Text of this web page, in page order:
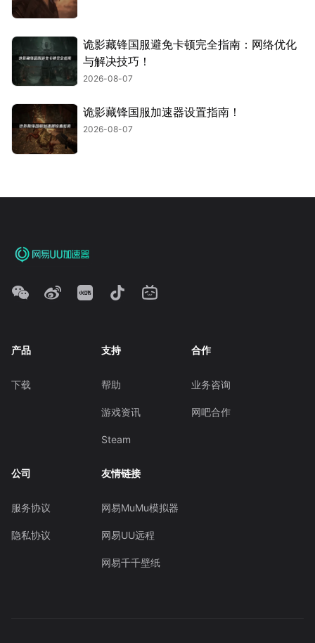
诡影藏锋国服避免卡顿完全指南：网络优化
与解决技巧！
2026-08-07
诡影藏锋国服加速器设置指南！
2026-08-07
产品
下载
支持
帮助
游戏资讯
Steam
合作
业务咨询
网吧合作
公司
服务协议
隐私协议
友情链接
网易MuMu模拟器
网易UU远程
网易千千壁纸